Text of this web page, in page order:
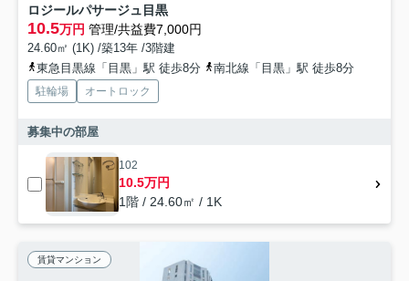
ロジールパサージュ目黒
10.5万円 管理/共益費7,000円
24.60㎡ (1K) /築13年 /3階建
東急目黒線「目黒」駅 徒歩8分
南北線「目黒」駅 徒歩8分
駐輪場 オートロック
募集中の部屋
102
10.5万円
1階 / 24.60㎡ / 1K
賃貸マンション